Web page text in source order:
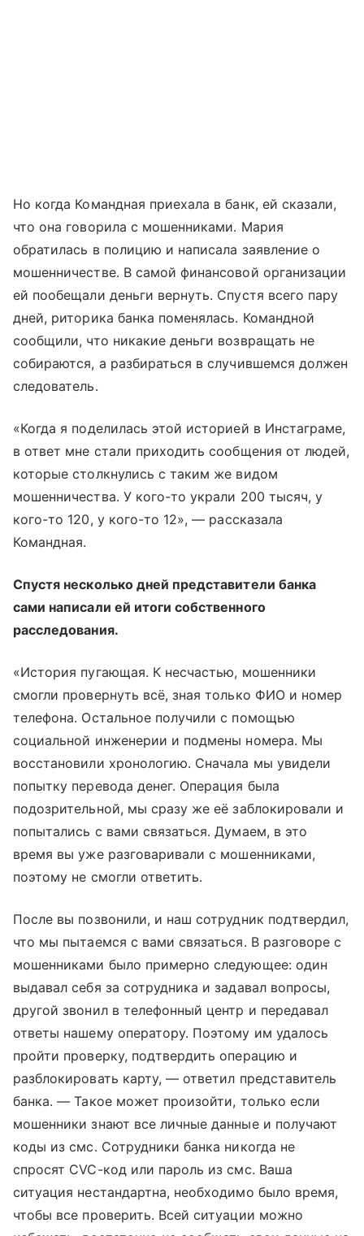
Но когда Командная приехала в банк, ей сказали,
что она говорила с мошенниками. Мария
обратилась в полицию и написала заявление о
мошенничестве. В самой финансовой организации
ей пообещали деньги вернуть. Спустя всего пару
дней, риторика банка поменялась. Командной
сообщили, что никакие деньги возвращать не
собираются, а разбираться в случившемся должен
следователь.
«Когда я поделилась этой историей в Инстаграме,
в ответ мне стали приходить сообщения от людей,
которые столкнулись с таким же видом
мошенничества. У кого-то украли 200 тысяч, у
кого-то 120, у кого-то 12», — рассказала
Командная.
Спустя несколько дней представители банка
сами написали ей итоги собственного
расследования.
«История пугающая. К несчастью, мошенники
смогли провернуть всё, зная только ФИО и номер
телефона. Остальное получили с помощью
социальной инженерии и подмены номера. Мы
восстановили хронологию. Сначала мы увидели
попытку перевода денег. Операция была
подозрительной, мы сразу же её заблокировали и
попытались с вами связаться. Думаем, в это
время вы уже разговаривали с мошенниками,
поэтому не смогли ответить.
После вы позвонили, и наш сотрудник подтвердил,
что мы пытаемся с вами связаться. В разговоре с
мошенниками было примерно следующее: один
выдавал себя за сотрудника и задавал вопросы,
другой звонил в телефонный центр и передавал
ответы нашему оператору. Поэтому им удалось
пройти проверку, подтвердить операцию и
разблокировать карту, — ответил представитель
банка. — Такое может произойти, только если
мошенники знают все личные данные и получают
коды из смс. Сотрудники банка никогда не
спросят CVC-код или пароль из смс. Ваша
ситуация нестандартна, необходимо было время,
чтобы все проверить. Всей ситуации можно